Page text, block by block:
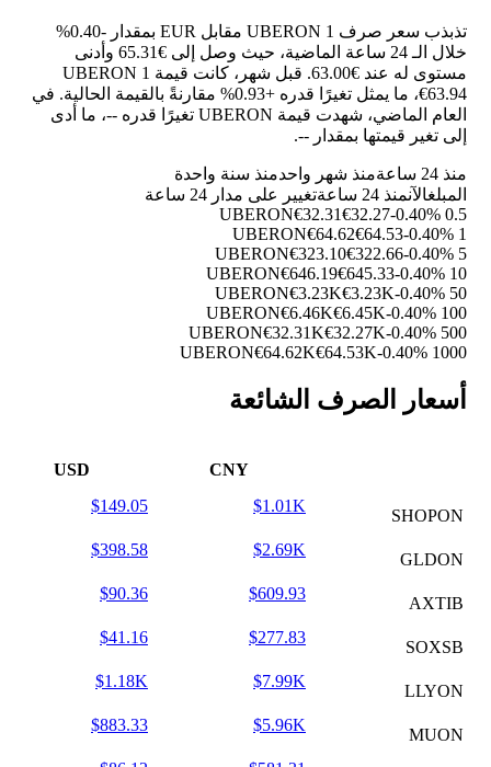
تذبذب سعر صرف 1 UBERON مقابل EUR بمقدار
-0.40%
خلال الـ 24 ساعة الماضية، حيث وصل إلى €65.31 وأدنى
مستوى له عند €63.00. قبل شهر، كانت قيمة 1 UBERON
€63.94، ما يمثل تغيرًا قدره
+0.93%
مقارنةً بالقيمة الحالية. في
العام الماضي، شهدت قيمة UBERON تغيرًا قدره
--، ما أدى
إلى تغير قيمتها بمقدار --
.
منذ 24 ساعة منذ شهر واحدمنذ سنة واحدة
المبلغالآنمنذ 24 ساعة
تغيير على مدار 24 ساعة
0.5 UBERON
€32.31€32.27-0.40%
1 UBERON
€64.62€64.53-0.40%
5 UBERON
€323.10€322.66-0.40%
10 UBERON
€646.19€645.33-0.40%
50 UBERON
€3.23K€3.23K-0.40%
100 UBERON
€6.46K€6.45K-0.40%
500 UBERON
€32.31K€32.27K-0.40%
1000 UBERON
€64.62K€64.53K-0.40%
أسعار الصرف الشائعة
CNY
USD
SHOPON
$1.01K
$149.05
GLDON
$2.69K
$398.58
AXTIB
$609.93
$90.36
SOXSB
$277.83
$41.16
LLYON
$7.99K
$1.18K
MUON
$5.96K
$883.33